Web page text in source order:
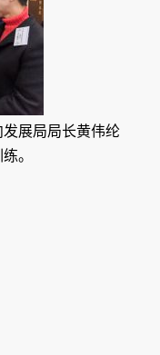
展局局长黄伟纶
。